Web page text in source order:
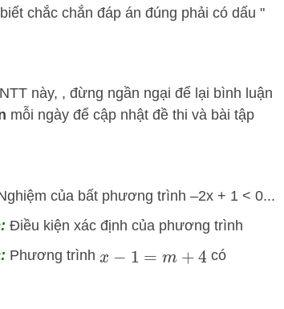
chắc chắn đáp án đúng phải có dấu "
này, , đừng ngần ngại để lại bình luận
mỗi ngày để cập nhật đề thi và bài tập
của bất phương trình –2x + 1 < 0...
Điều kiện xác định của phương trình
Phương trình x−1 = m+4 có